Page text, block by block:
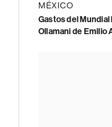
MÉXICO
Gastos del Mundial
Ollamani de Emilio